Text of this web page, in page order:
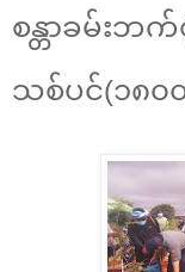
စန္တာခမ်းဘ
သစ်ပင်(၁၈၀